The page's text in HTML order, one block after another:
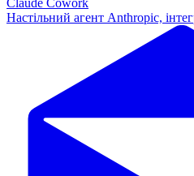
Claude Cowork
Настільний агент Anthropic,